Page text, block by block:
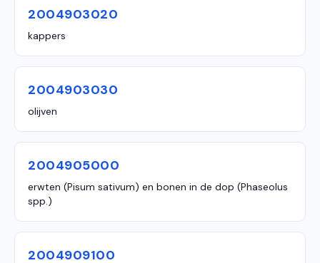
2004903020
kappers
2004903030
olijven
2004905000
erwten (Pisum sativum) en bonen in de dop (Phaseolus
spp.)
2004909100